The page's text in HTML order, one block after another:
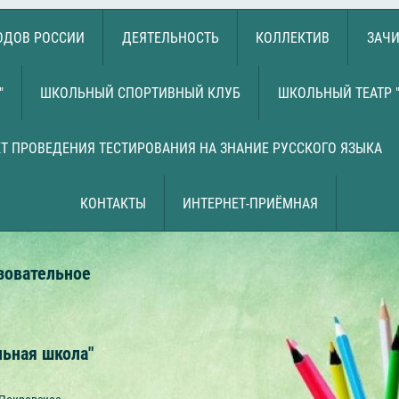
РОССИИ ДЕЯТЕЛЬНОСТЬ КОЛЛЕКТИВ
ШКОЛЬНЫЙ СПОРТИВНЫЙ КЛУБ ШКОЛЬНЫЙ ТЕАТР
ПРОВЕДЕНИЯ ТЕСТИРОВАНИЯ НА ЗНАНИЕ РУССКОГО ЯЗЫКА
КОНТАКТЫ ИНТЕРНЕТ-ПРИЁМНАЯ
школа"